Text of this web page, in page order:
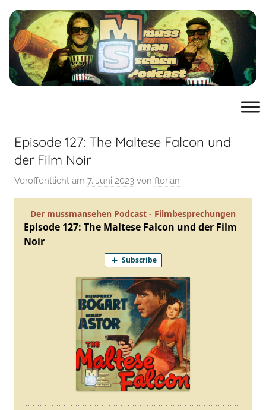
Zum
Inhalt
springen
sehen
Film-
Podcast
mussmansehen.de
Episode 127: The Maltese Falcon und
der Film Noir
Veröffentlicht am 7. Juni 2023 von florian